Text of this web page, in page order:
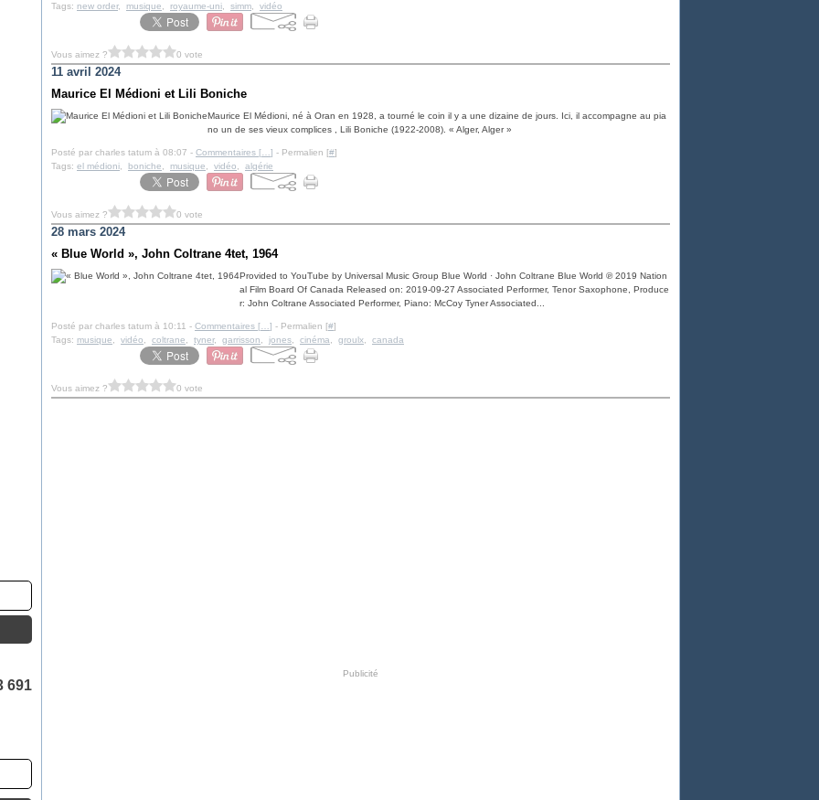
691
Tags: new order, musique royaume-uni simm vidéo
Vous aimez ? 0 vote
11 avril 2024
Maurice El Médioni et Lili Boniche
Maurice El Médioni, né à Oran en 1928, a tourné le coin il y a une dizaine de jours. Ici, il accompagne au pia
no un de ses vieux complices , Lili Boniche (1922-2008). « Alger, Alger »
Posté par charles tatum à 08:07 - Commentaires [ ] - Permalien [#]
Tags: el médioni boniche musique vidéo algérie
Vous aimez ? 0 vote
28 mars 2024
« Blue World », John Coltrane 4tet, 1964
Provided to YouTube by Universal Music Group Blue World · John Coltrane Blue World ℗ 2019 Nation
al Film Board Of Canada Released on: 2019-09-27 Associated Performer, Tenor Saxophone, Produce
r: John Coltrane Associated Performer, Piano: McCoy Tyner Associated...
Posté par charles tatum à 10:11 - Commentaires [ ] - Permalien [#]
Tags: musique vidéo coltrane tyner, garrisson jones cinéma groulx canada
Vous aimez ? 0 vote
Publicité